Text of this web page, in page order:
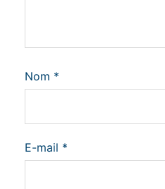
Nom *
E-mail *